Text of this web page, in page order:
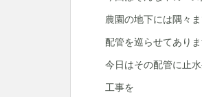
農園の地下には隅々
配管を巡らせてありま
今日はその配管に止
工事を